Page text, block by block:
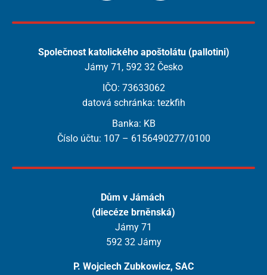
Společnost katolického apoštolátu (pallotini)
Jámy 71, 592 32 Česko
IČO: 73633062
datová schránka: tezkfih
Banka: KB
Číslo účtu: 107 – 6156490277/0100
Dům v Jámách
(diecéze brněnská)
Jámy 71
592 32 Jámy
P. Wojciech Zubkowicz, SAC